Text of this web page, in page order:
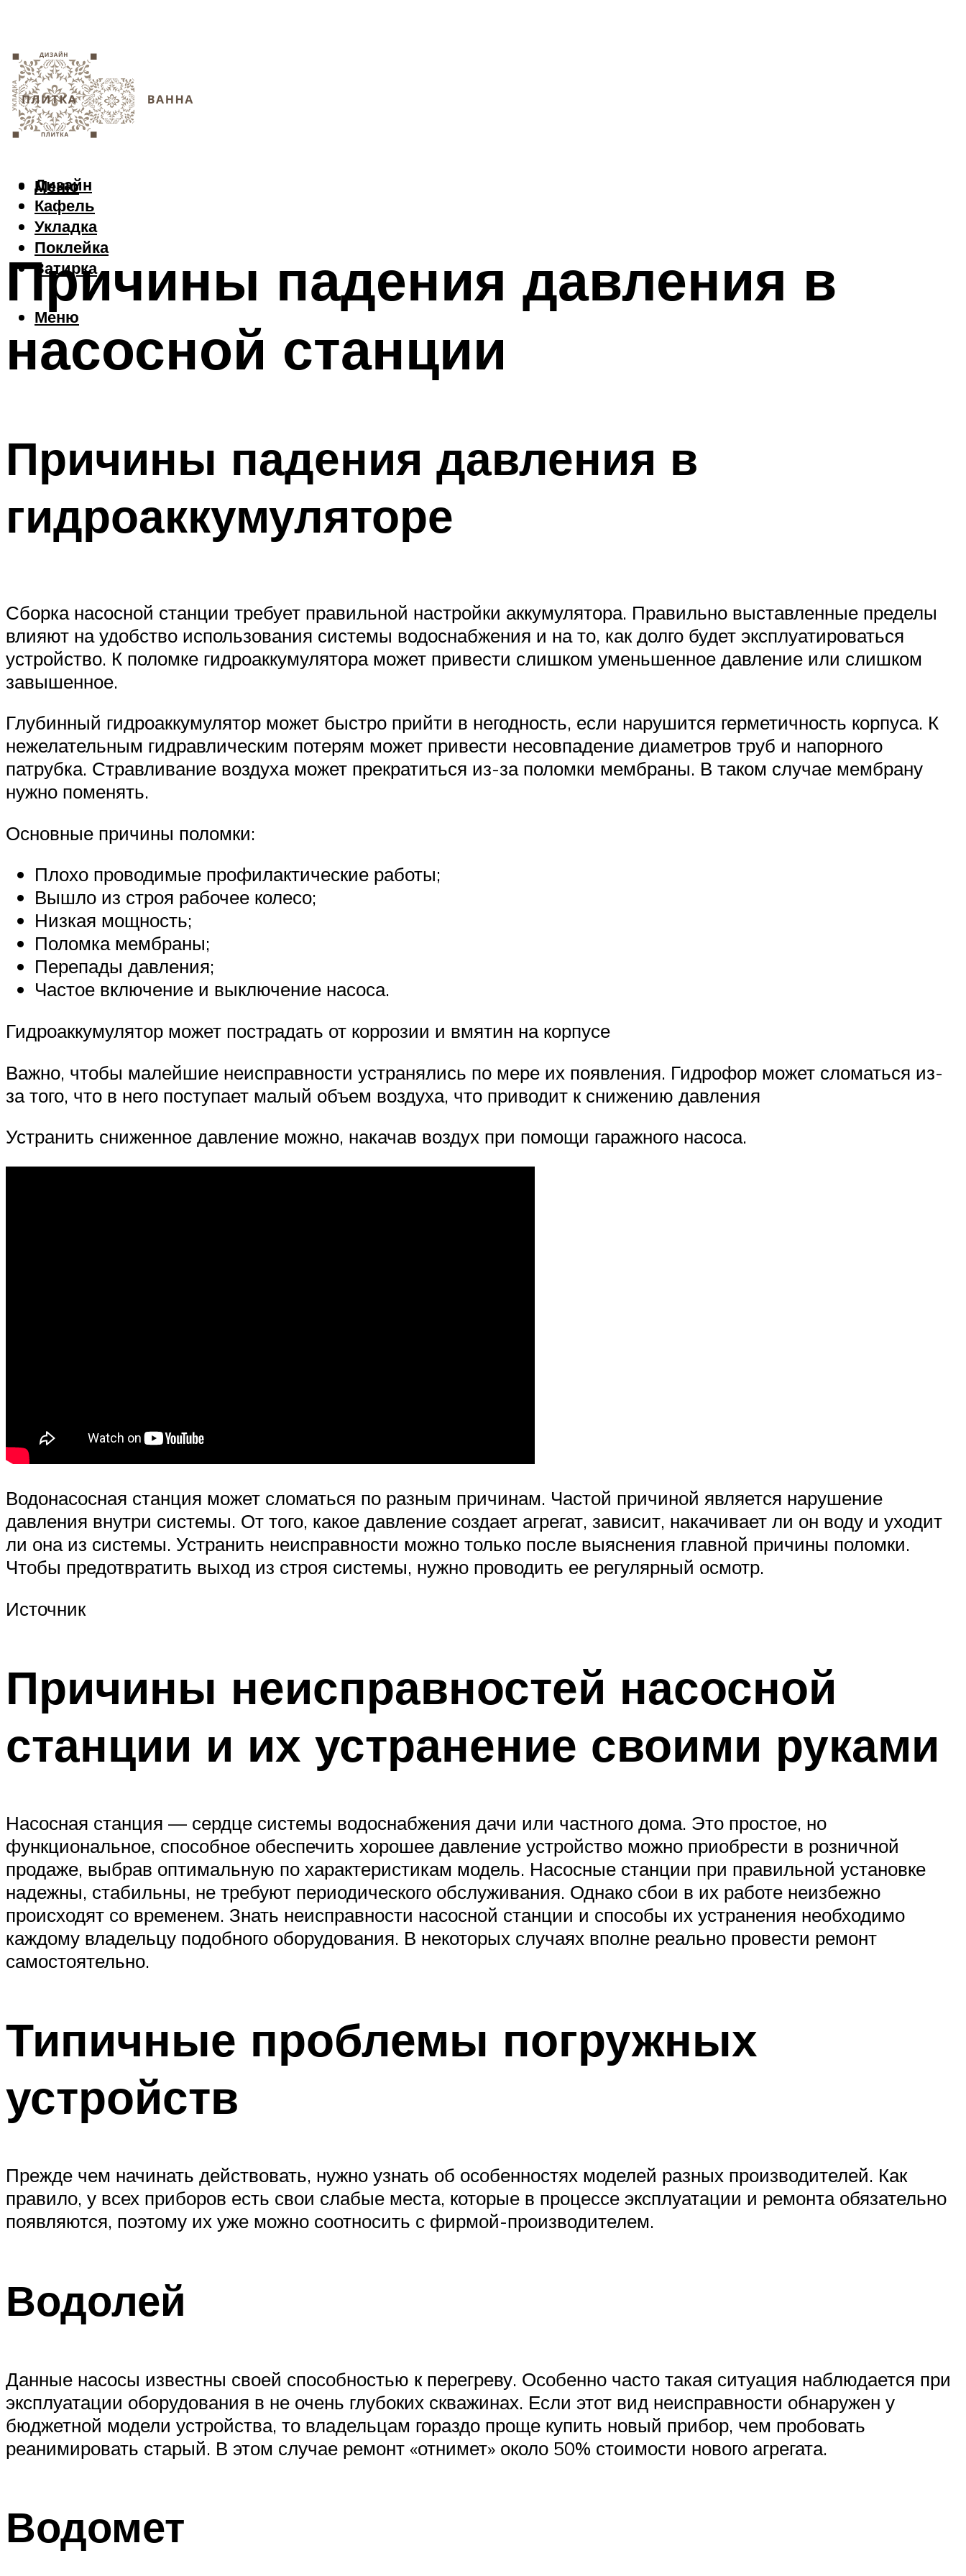
Дизайн
Кафель
Укладка
Поклейка
Затирка
Меню
Меню
Причины падения давления в
насосной станции
Причины падения давления в
гидроаккумуляторе
Сборка насосной станции требует правильной настройки аккумулятора. Правильно выставленные пределы
влияют на удобство использования системы водоснабжения и на то, как долго будет эксплуатироваться
устройство. К поломке гидроаккумулятора может привести слишком уменьшенное давление или слишком
завышенное.
Глубинный гидроаккумулятор может быстро прийти в негодность, если нарушится герметичность корпуса. К
нежелательным гидравлическим потерям может привести несовпадение диаметров труб и напорного
патрубка. Стравливание воздуха может прекратиться из-за поломки мембраны. В таком случае мембрану
нужно поменять.
Основные причины поломки:
Плохо проводимые профилактические работы;
Вышло из строя рабочее колесо;
Низкая мощность;
Поломка мембраны;
Перепады давления;
Частое включение и выключение насоса.
Гидроаккумулятор может пострадать от коррозии и вмятин на корпусе
Важно, чтобы малейшие неисправности устранялись по мере их появления. Гидрофор может сломаться из-
за того, что в него поступает малый объем воздуха, что приводит к снижению давления
Устранить сниженное давление можно, накачав воздух при помощи гаражного насоса.
Водонасосная станция может сломаться по разным причинам. Частой причиной является нарушение
давления внутри системы. От того, какое давление создает агрегат, зависит, накачивает ли он воду и уходит
ли она из системы. Устранить неисправности можно только после выяснения главной причины поломки.
Чтобы предотвратить выход из строя системы, нужно проводить ее регулярный осмотр.
Источник
Причины неисправностей насосной
станции и их устранение своими руками
Насосная станция — сердце системы водоснабжения дачи или частного дома. Это простое, но
функциональное, способное обеспечить хорошее давление устройство можно приобрести в розничной
продаже, выбрав оптимальную по характеристикам модель. Насосные станции при правильной установке
надежны, стабильны, не требуют периодического обслуживания. Однако сбои в их работе неизбежно
происходят со временем. Знать неисправности насосной станции и способы их устранения необходимо
каждому владельцу подобного оборудования. В некоторых случаях вполне реально провести ремонт
самостоятельно.
Типичные проблемы погружных
устройств
Прежде чем начинать действовать, нужно узнать об особенностях моделей разных производителей. Как
правило, у всех приборов есть свои слабые места, которые в процессе эксплуатации и ремонта обязательно
появляются, поэтому их уже можно соотносить с фирмой-производителем.
Водолей
Данные насосы известны своей способностью к перегреву. Особенно часто такая ситуация наблюдается при
эксплуатации оборудования в не очень глубоких скважинах. Если этот вид неисправности обнаружен у
бюджетной модели устройства, то владельцам гораздо проще купить новый прибор, чем пробовать
реанимировать старый. В этом случае ремонт «отнимет» около 50% стоимости нового агрегата.
Водомет